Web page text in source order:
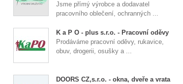
Jsme přímý výrobce a dodavatel
pracovního oblečení, ochranných ...
K a P O - plus s.r.o. - Pracovní oděvy
Prodáváme pracovní oděvy, rukavice,
obuv, drogerii, osušky a ...
DOORS CZ,s.r.o. - okna, dveře a vrata